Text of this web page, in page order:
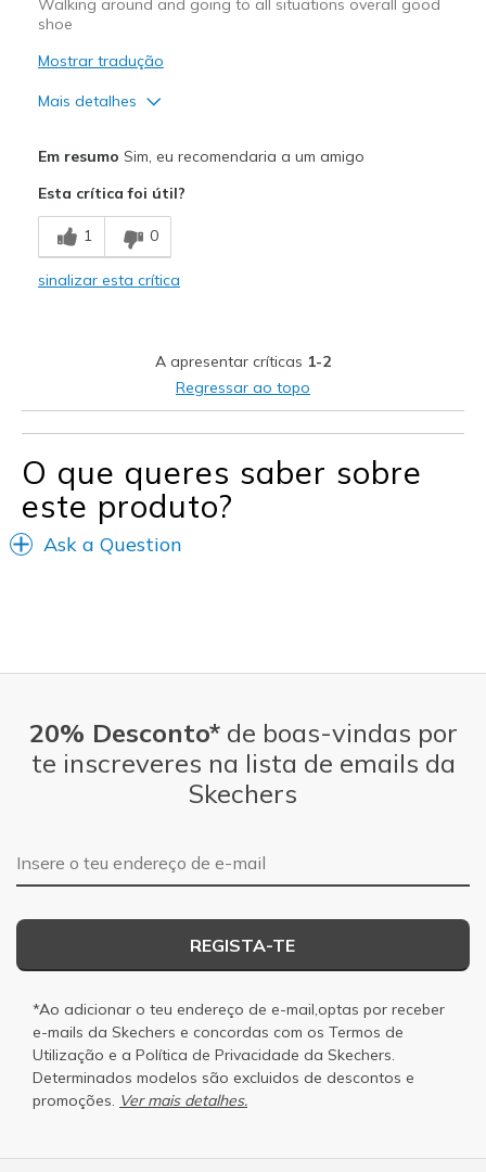
Walking around and going to all situations overall good
shoe
Mostrar tradução
Mais detalhes
Breathe Well
Comfortable
Feels true to width
Sizing
Feels true to size
View On Shoes
Shoes are for Wearing
Em resumo Sim, eu recomendaria a um amigo
Esta crítica foi útil?
1 0
sinalizar esta crítica
A apresentar críticas 1-2
Regressar ao topo
O que queres saber sobre
este produto?
Ask a Question
20% Desconto*de boas-vindas por
te inscreveres na lista de emails da
Skechers
Endereço de e-mail
REGISTA-TE
*Ao adicionar o teu endereço de e-mail,optas por receber
e-mails da Skechers e concordas com os Termos de
Utilização e a Política de Privacidade da Skechers.
Determinados modelos são excluidos de descontos e
promoções. Ver mais detalhes.